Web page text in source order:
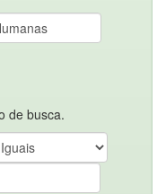
de busca.